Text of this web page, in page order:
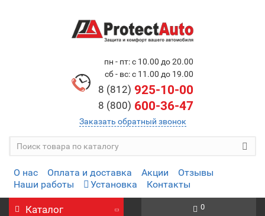
пн - пт: с 10.00 до 20.00
сб - вс: с 11.00 до 19.00
8 (812) 925-10-00
8 (800) 600-36-47
Заказать обратный звонок
О нас Оплата и доставка Акции
Отзывы
Наши работы
Установка Контакты
Каталог 0